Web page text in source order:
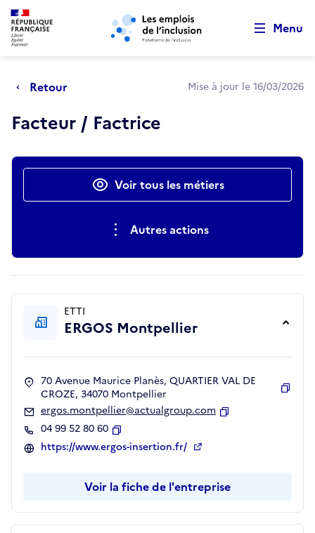
Aller au menu principal Aller au contenu principal
Menu
Retour Mise à jour le 16/03/2026
Facteur / Factrice
Actions rapidesVoir tous les métiers
Autres actions
ETTI
ERGOS Montpellier
70 Avenue Maurice Planès, QUARTIER VAL DE
CROZE, 34070 Montpellier
ergos.montpellier@actualgroup.com
04 99 52 80 60
Copier
https://www.ergos-insertion.fr/
Voir la fiche de l'entreprise
Retour au début de la page
Panneau de gestion des cookies